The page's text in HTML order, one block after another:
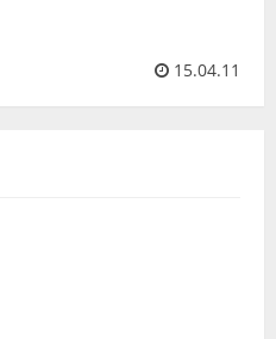
15.04.11